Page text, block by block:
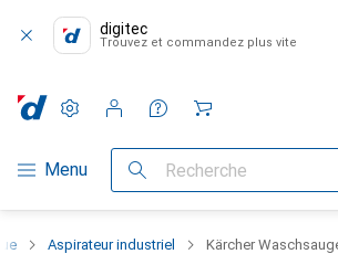
digitec
Trouvez et commandez plus vite
Navigation par catégorie
Menu Recherche
Paramètres
Compte client
Listes de comparaison
Listes d'envies
Panier
Aspirateur industriel Kärcher